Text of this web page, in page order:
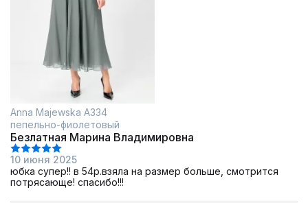
Anna Majewska А334
пепельно-фиолетовый
Безлатная Марина Владимировна
10 июня 2025
юбка супер!! в 54р.взяла на размер больше, смотрится
потрясающе! спасибо!!!